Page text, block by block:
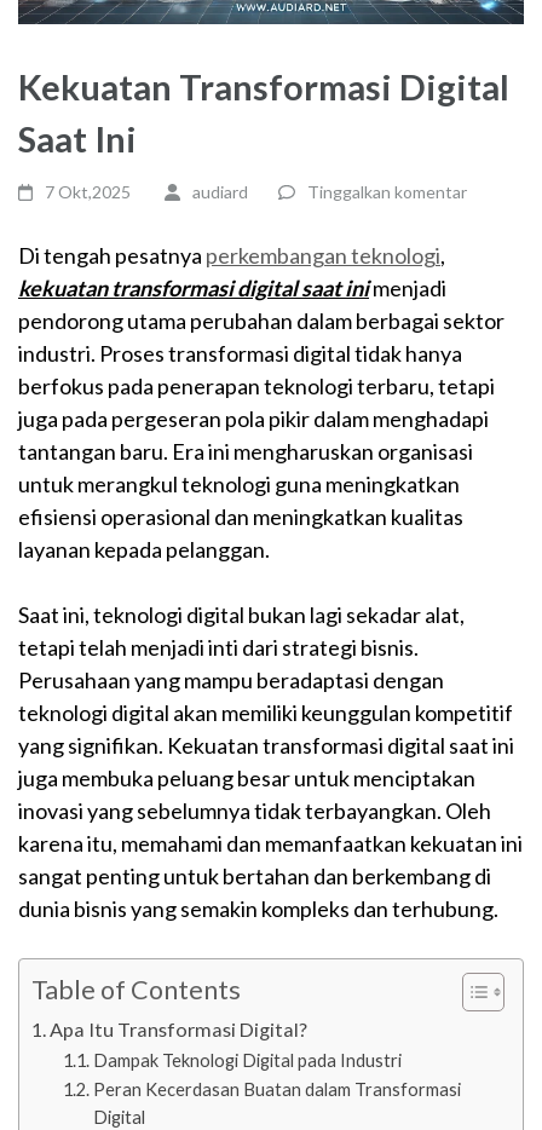
Kekuatan Transformasi Digital
Saat Ini
7 Okt,2025 audiard Tinggalkan komentar
Di tengah pesatnya perkembangan teknologi,
kekuatan transformasi digital saat inimenjadi
pendorong utama perubahan dalam berbagai sektor
industri. Proses transformasi digital tidak hanya
berfokus pada penerapan teknologi terbaru, tetapi
juga pada pergeseran pola pikir dalam menghadapi
tantangan baru. Era ini mengharuskan organisasi
untuk merangkul teknologi guna meningkatkan
efisiensi operasional dan meningkatkan kualitas
layanan kepada pelanggan.
Saat ini, teknologi digital bukan lagi sekadar alat,
tetapi telah menjadi inti dari strategi bisnis.
Perusahaan yang mampu beradaptasi dengan
teknologi digital akan memiliki keunggulan kompetitif
yang signifikan. Kekuatan transformasi digital saat ini
juga membuka peluang besar untuk menciptakan
inovasi yang sebelumnya tidak terbayangkan. Oleh
karena itu, memahami dan memanfaatkan kekuatan ini
sangat penting untuk bertahan dan berkembang di
dunia bisnis yang semakin kompleks dan terhubung.
Table of Contents
Apa Itu Transformasi Digital?
Dampak Teknologi Digital pada Industri
Peran Kecerdasan Buatan dalam Transformasi
Digital